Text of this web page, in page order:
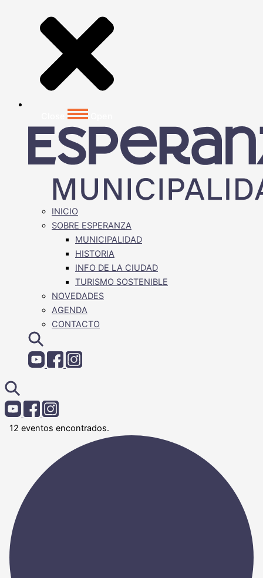
INICIO
SOBRE ESPERANZA
MUNICIPALIDAD
HISTORIA
INFO DE LA CIUDAD
TURISMO SOSTENIBLE
NOVEDADES
AGENDA
CONTACTO
12 eventos encontrados.